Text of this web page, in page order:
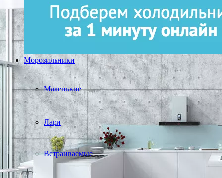
Морозильники
Маленькие
Лари
Встраиваемые